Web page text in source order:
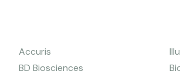
Accuris
BD Biosciences